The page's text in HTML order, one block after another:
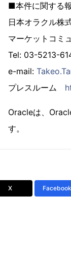
■本件に関する
日本オラクル株
マーケットコミ
Tel: 03-5213-
e-mail:
プレスルーム
Oracleは、
す。
X Facebook